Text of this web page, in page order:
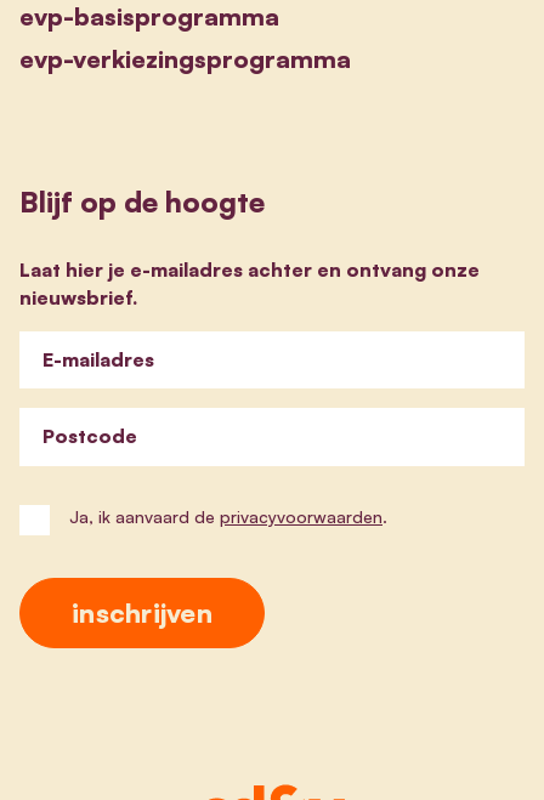
evp-basisprogramma
evp-verkiezingsprogramma
Blijf op de hoogte
Laat hier je e-mailadres achter en ontvang onze
nieuwsbrief.
E-mailadres
Postcode
Ja, ik aanvaard de privacyvoorwaarden.